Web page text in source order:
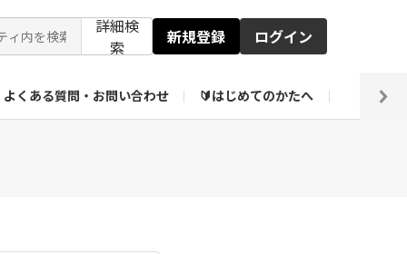
詳細検
索
新規登録 ログイン
よくある質問・お問い合わせ 🔰はじめてのかたへ 編集